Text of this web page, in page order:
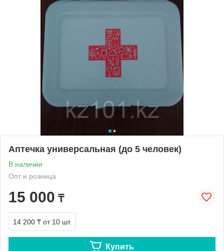
Аптечка универсальная (до 5 человек)
В наличии
Опт и розница
15 000 ₸
14 200 ₸ от 10 шт.
Купить